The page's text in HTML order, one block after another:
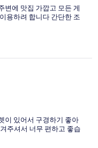
변에 맛집 가깝고 모든 게
용하려 합니다 간단한 조
이 있어서 구경하기 좋아
주셔서 너무 편하고 좋습